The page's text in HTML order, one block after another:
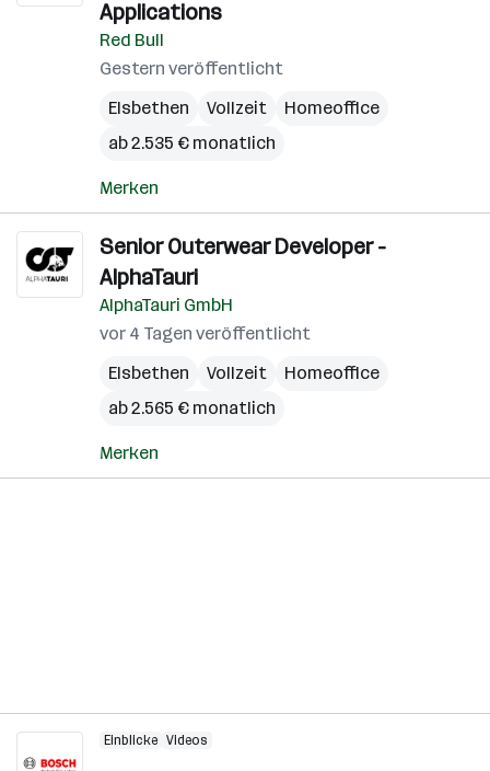
Applications
Red Bull
Gestern veröffentlicht
Elsbethen
Vollzeit
Homeoffice
ab 2.535 € monatlich
Merken
Senior Outerwear Developer -
AlphaTauri
AlphaTauri GmbH
vor 4 Tagen veröffentlicht
Elsbethen
Vollzeit
Homeoffice
ab 2.565 € monatlich
Merken
Einblicke Videos